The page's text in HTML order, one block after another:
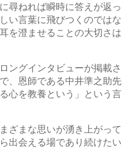
尋ねれば瞬時に答えが返っ
い言葉に飛びつくのではな
を澄ませることの大切さは
ングインタビューが掲載さ
、恩師である中井準之助先
心を教養という」という言
ざまな思いが湧き上がって
出会える場であり続けたい